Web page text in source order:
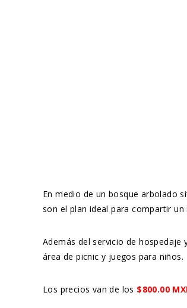
En medio de un bosque arbolado
son el plan ideal para compartir
Además del servicio de
área de picnic y juegos para niños.
Los precios van de los $800.00